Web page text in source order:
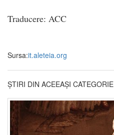
Traducere: ACC
Sursa:it.aleteia.org
ȘTIRI DIN ACEEAȘI CATEGORIE